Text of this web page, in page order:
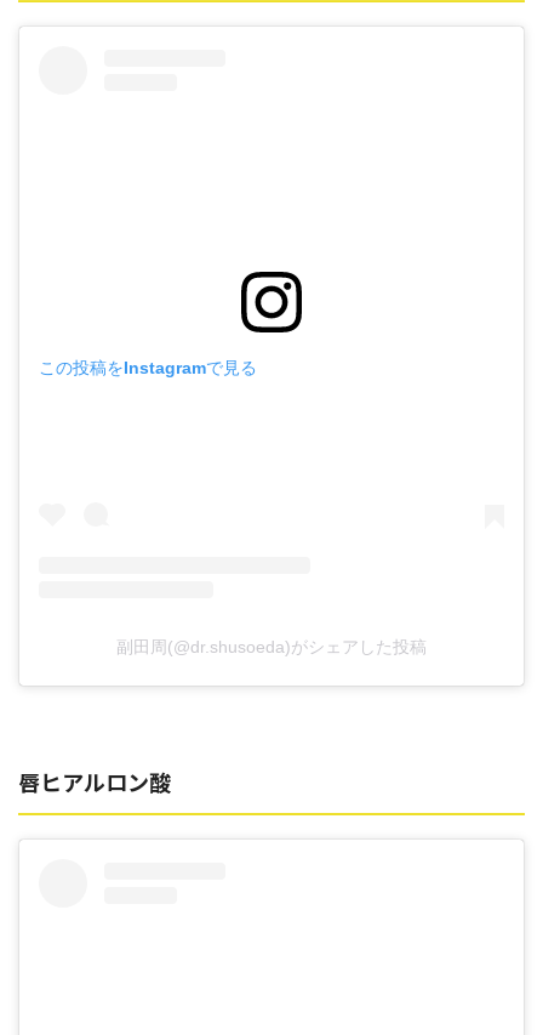
この投稿をInstagramで見る
副田周(@dr.shusoeda)がシェアした投稿
唇ヒアルロン酸